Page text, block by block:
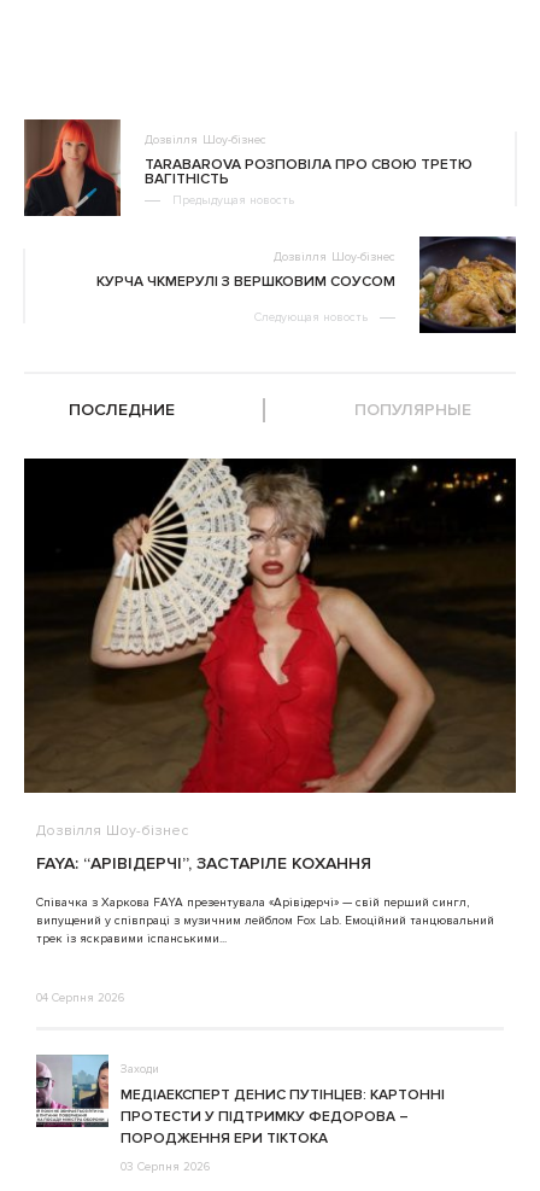
Дозвілля Шоу-бізнес
TARABAROVA РОЗПОВІЛА ПРО СВОЮ ТРЕТЮ
ВАГІТНІСТЬ
Предыдущая новость
Дозвілля Шоу-бізнес
КУРЧА ЧКМЕРУЛІ З ВЕРШКОВИМ СОУСОМ
Следующая новость
ПОСЛЕДНИЕ ПОПУЛЯРНЫЕ
Дозвілля Шоу-бізнес
FAYA: “АРІВІДЕРЧІ”, ЗАСТАРІЛЕ КОХАННЯ
Співачка з Харкова FAYA презентувала «Арівідерчі» — свій перший сингл,
випущений у співпраці з музичним лейблом Fox Lab. Емоційний танцювальний
трек із яскравими іспанськими...
04 Серпня 2026
Заходи
МЕДІАЕКСПЕРТ ДЕНИС ПУТІНЦЕВ: КАРТОННІ
ПРОТЕСТИ У ПІДТРИМКУ ФЕДОРОВА –
ПОРОДЖЕННЯ ЕРИ ТІКТОКА
03 Серпня 2026